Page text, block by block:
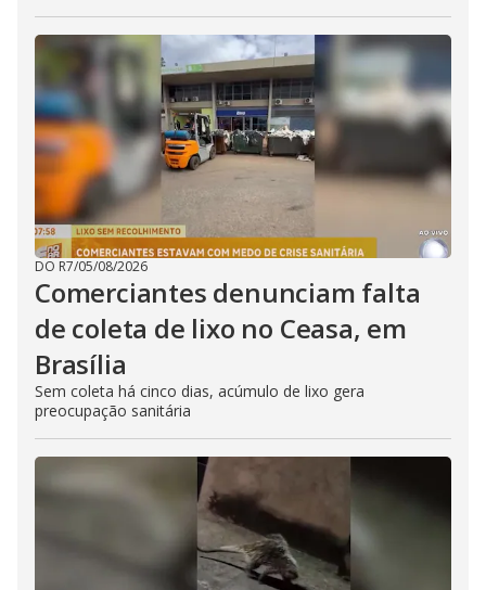
DO R7/05/08/2026
Comerciantes denunciam falta
de coleta de lixo no Ceasa, em
Brasília
Sem coleta há cinco dias, acúmulo de lixo gera
preocupação sanitária